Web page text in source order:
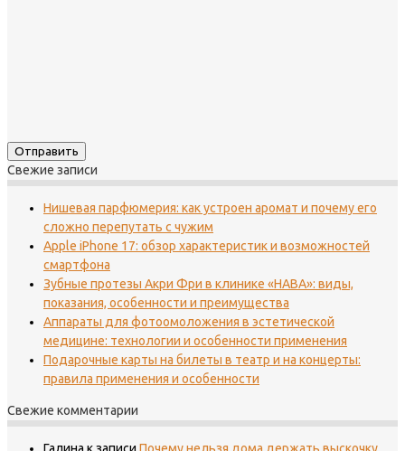
Свежие записи
Нишевая парфюмерия: как устроен аромат и почему его
сложно перепутать с чужим
Apple iPhone 17: обзор характеристик и возможностей
смартфона
Зубные протезы Акри Фри в клинике «НАВА»: виды,
показания, особенности и преимущества
Аппараты для фотоомоложения в эстетической
медицине: технологии и особенности применения
Подарочные карты на билеты в театр и на концерты:
правила применения и особенности
Свежие комментарии